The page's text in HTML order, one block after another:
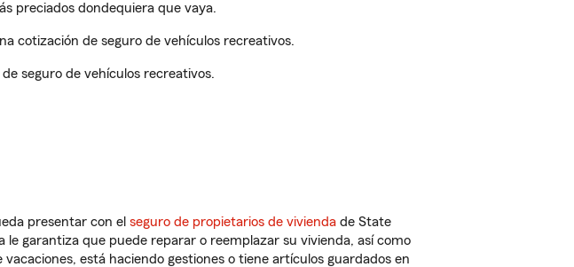
preciados dondequiera que vaya.
cotización de seguro de vehículos recreativos.
seguro de vehículos recreativos.
presentar con el seguro de propietarios de vivienda de State
le garantiza que puede reparar o reemplazar su vivienda, así como
está haciendo gestiones o tiene artículos guardados en